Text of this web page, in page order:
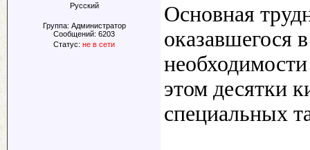
Русский
Группа: Администратор
Сообщений: 6203
Статус: не в сети
Основная
оказавшегося
этом десятки
специальных